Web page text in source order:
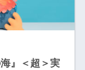
』＜超＞実